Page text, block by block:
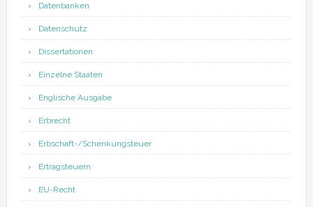
Datenbanken
Datenschutz
Dissertationen
Einzelne Staaten
Englische Ausgabe
Erbrecht
Erbschaft-/Schenkungsteuer
Ertragsteuern
EU-Recht